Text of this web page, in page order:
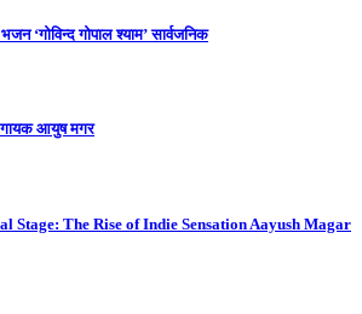
‘गोविन्द गोपाल श्याम’ सार्वजनिक
गायक आयुष मगर
Stage: The Rise of Indie Sensation Aayush Magar